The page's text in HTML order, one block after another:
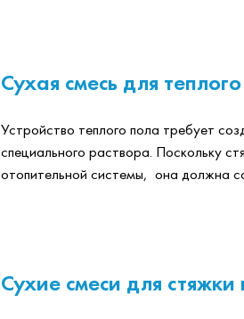
Сухая смесь для
Устройство теплого пола требует
специального раствора. Поскольку
отопительной системы, она должна
Сухие смеси для